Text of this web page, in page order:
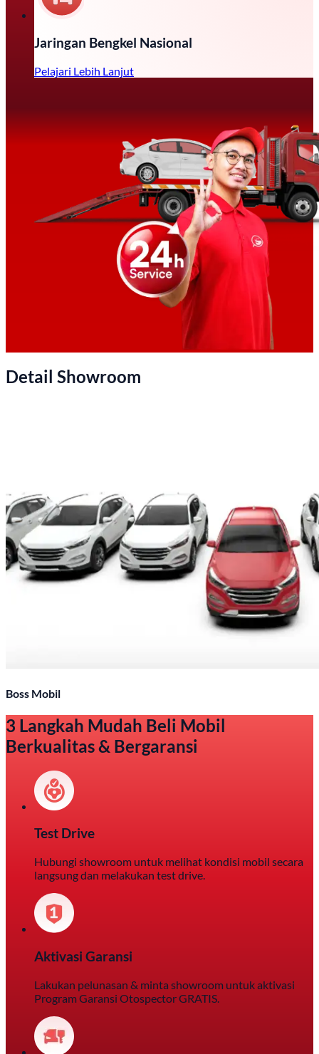
Jaringan Bengkel Nasional
Pelajari Lebih Lanjut
Detail Showroom
Boss Mobil
3 Langkah Mudah Beli Mobil
Berkualitas & Bergaransi
Test Drive
Hubungi showroom untuk melihat kondisi mobil secara
langsung dan melakukan test drive.
Aktivasi Garansi
Lakukan pelunasan & minta showroom untuk aktivasi
Program Garansi Otospector GRATIS.